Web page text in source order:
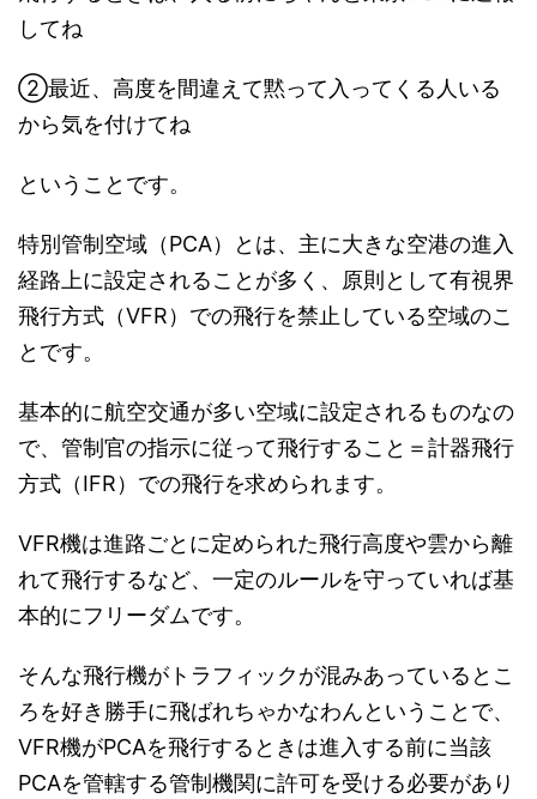
してね
②最近、高度を間違えて黙って入ってくる人いる
から気を付けてね
ということです。
特別管制空域（PCA）とは、主に大きな空港の進入
経路上に設定されることが多く、原則として有視界
飛行方式（VFR）での飛行を禁止している空域のこ
とです。
基本的に航空交通が多い空域に設定されるものなの
で、管制官の指示に従って飛行すること＝計器飛行
方式（IFR）での飛行を求められます。
VFR機は進路ごとに定められた飛行高度や雲から離
れて飛行するなど、一定のルールを守っていれば基
本的にフリーダムです。
そんな飛行機がトラフィックが混みあっているとこ
ろを好き勝手に飛ばれちゃかなわんということで、
VFR機がPCAを飛行するときは進入する前に当該
PCAを管轄する管制機関に許可を受ける必要があり